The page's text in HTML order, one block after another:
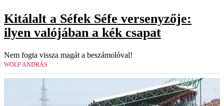
Kitálalt a Séfek Séfe versenyzője:
ilyen valójában a kék csapat
Nem fogta vissza magát a beszámolóval!
WOLF ANDRÁS